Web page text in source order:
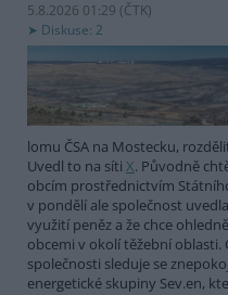
5.8.2026 01:29 (ČTK)
Diskuse: 2
lomu ČSA na Mostecku,
Uvedl to na síti X. Původně
obcím prostřednictvím
v pondělí ale společnost
využití peněz a že chce
obcemi v okolí těžební
společnosti sleduje se
energetické skupiny Sev.en,